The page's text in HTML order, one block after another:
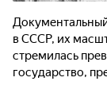
в СССР, их
стремилась
государство,